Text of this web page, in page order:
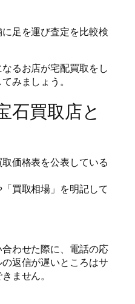
足を運び査定を比較検
るお店が宅配買取をし
みましょう。
石買取店と
価格表を公表している
買取相場」を明記して
わせた際に、電話の応
返信が遅いところはサ
ません。